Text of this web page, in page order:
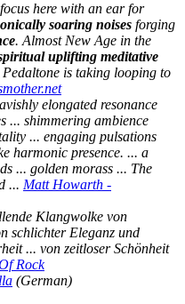
here with an ear for
soaring noises forging
. Almost New Age in the
uplifting meditative
, Pedaltone is taking looping to
elongated resonance
... shimmering ambience
... engaging pulsations
harmonic presence. ... a
... golden morass ... The
... Matt Howarth -
Klangwolke von
schlichter Eleganz und
... von zeitloser Schönheit
Rock
(German)